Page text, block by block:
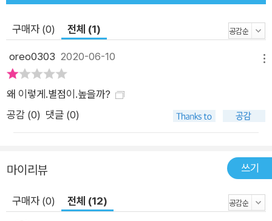
구매자 (0) 전체 (1)
oreo0303 2020-06-10
왜 이렇게.별점이.높을까?
공감 (0) 댓글 (0)
마이리뷰 쓰기
구매자 (0) 전체 (12)